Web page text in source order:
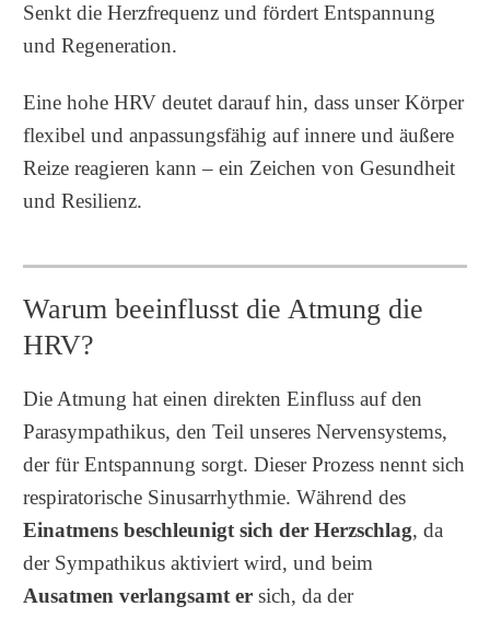
Senkt die Herzfrequenz und fördert Entspannung
und Regeneration.
Eine hohe HRV deutet darauf hin, dass unser Körper
flexibel und anpassungsfähig auf innere und äußere
Reize reagieren kann – ein Zeichen von Gesundheit
und Resilienz.
Warum beeinflusst die Atmung die
HRV?
Die Atmung hat einen direkten Einfluss auf den
Parasympathikus, den Teil unseres Nervensystems,
der für Entspannung sorgt. Dieser Prozess nennt sich
respiratorische Sinusarrhythmie. Während des
Einatmens beschleunigt sich der Herzschlag, da
der Sympathikus aktiviert wird, und beim
Ausatmen verlangsamt er sich, da der